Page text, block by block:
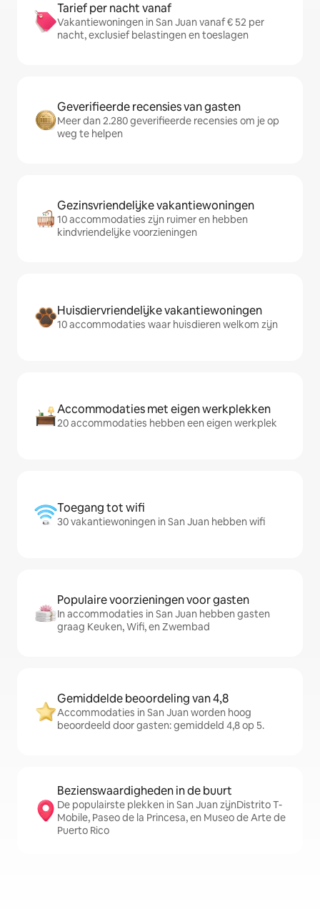
Tarief per nacht vanaf
Vakantiewoningen in San Juan vanaf € 52 per
nacht, exclusief belastingen en toeslagen
Geverifieerde recensies van gasten
Meer dan 2.280 geverifieerde recensies om je op
weg te helpen
Gezinsvriendelijke vakantiewoningen
10 accommodaties zijn ruimer en hebben
kindvriendelijke voorzieningen
Huisdiervriendelijke vakantiewoningen
10 accommodaties waar huisdieren welkom zijn
Accommodaties met eigen werkplekken
20 accommodaties hebben een eigen werkplek
Toegang tot wifi
30 vakantiewoningen in San Juan hebben wifi
Populaire voorzieningen voor gasten
In accommodaties in San Juan hebben gasten
graag Keuken, Wifi, en Zwembad
Gemiddelde beoordeling van 4,8
Accommodaties in San Juan worden hoog
beoordeeld door gasten: gemiddeld 4,8 op 5.
Bezienswaardigheden in de buurt
De populairste plekken in San Juan zijnDistrito T-
Mobile, Paseo de la Princesa, en Museo de Arte de
Puerto Rico